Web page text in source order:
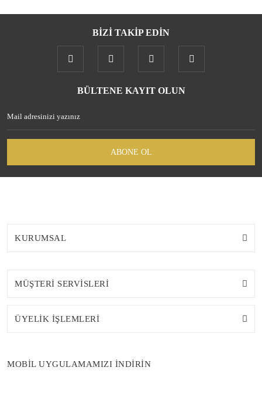
Gönder
BİZİ TAKİP EDİN
BÜLTENE KAYIT OLUN
ABONE OL
KURUMSAL
MÜŞTERİ SERVİSLERİ
ÜYELİK İŞLEMLERİ
MOBİL UYGULAMAMIZI İNDİRİN